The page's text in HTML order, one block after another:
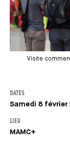
Visite
DATES
Samedi 8 février
LIEU
MAMC+